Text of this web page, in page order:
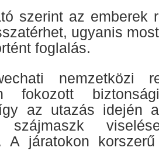
szerint az emberek
ugyanis
foglalás.
nemzetközi
fokozott
az utazás idején
A járatokon